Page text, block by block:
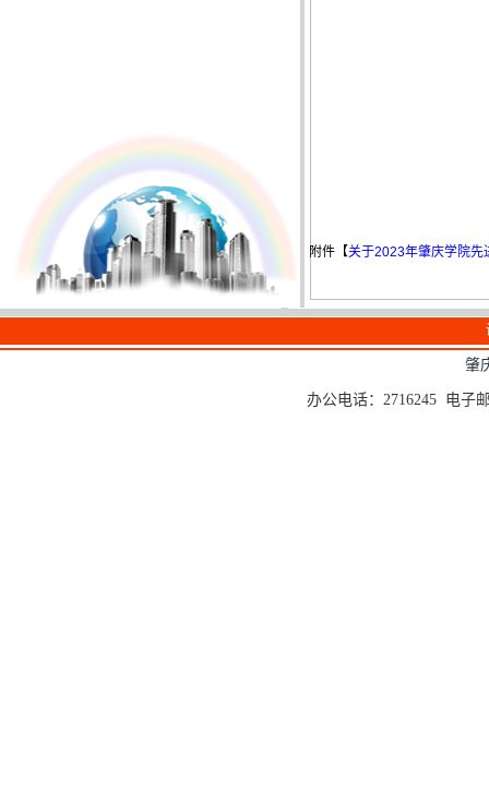
附件【关于2023年肇庆学院先
肇
办公电话：2716245 电子